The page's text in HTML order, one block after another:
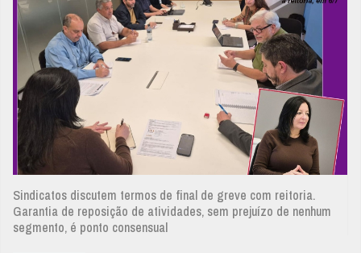
Sindicatos discutem termos de final de greve com reitoria.
Garantia de reposição de atividades, sem prejuízo de nenhum
segmento, é ponto consensual